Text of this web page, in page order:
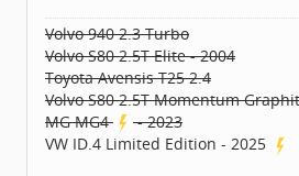
Volvo 940 2.3 Turbo
Volvo S80 2.5T Elite - 2004
Toyota Avensis T25 2.4
Volvo S80 2.5T Momentum
MG MG4
- 2023
VW ID.4 Limited Edition - 2025